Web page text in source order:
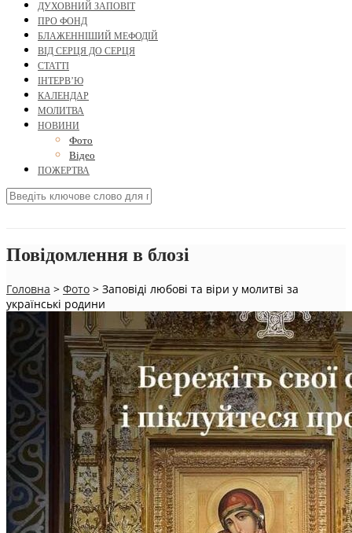
ДУХОВНИЙ ЗАПОВІТ
ПРО ФОНД
БЛАЖЕННІШИЙ МЕФОДІЙ
ВІД СЕРЦЯ ДО СЕРЦЯ
СТАТТІ
ІНТЕРВ’Ю
КАЛЕНДАР
МОЛИТВА
НОВИНИ
Фото
Відео
ПОЖЕРТВА
Повідомлення в блозі
Головна > Фото > Заповіді любові та віри у молитві за
українські родини